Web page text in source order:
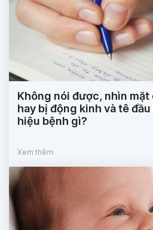
Không nói được, nhìn
hay bị động kinh và tê
hiệu bệnh gì?
Xem thêm